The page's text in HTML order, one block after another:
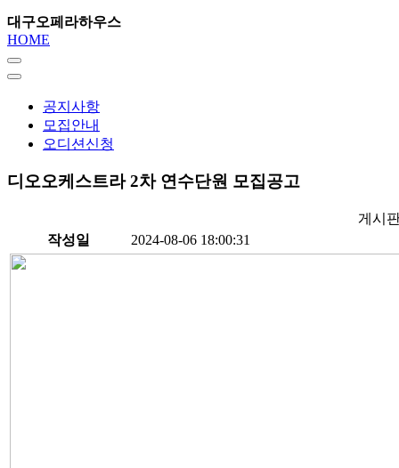
대구오페라하우스
HOME
공지사항
모집안내
오디션신청
디오오케스트라 2차 연수단원 모집공고
게시
작성일
2024-08-06 18:00:31